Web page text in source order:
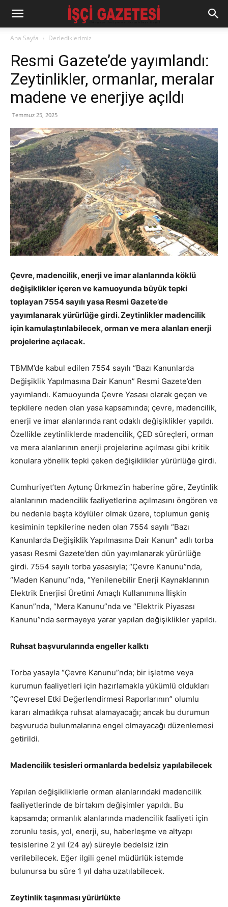
Ana Sayfa Derlediklerimiz
Resmi Gazete’de yayımlandı:
Zeytinlikler, ormanlar, meralar
madene ve enerjiye açıldı
Temmuz 25, 2025
Çevre, madencilik, enerji ve imar alanlarında köklü
değişiklikler içeren ve kamuoyunda büyük tepki
toplayan 7554 sayılı yasa Resmi Gazete’de
yayımlanarak yürürlüğe girdi. Zeytinlikler madencilik
için kamulaştırılabilecek, orman ve mera alanları enerji
projelerine açılacak.
TBMM’de kabul edilen 7554 sayılı “Bazı Kanunlarda
Değişiklik Yapılmasına Dair Kanun” Resmi Gazete’den
yayımlandı. Kamuoyunda Çevre Yasası olarak geçen ve
tepkilere neden olan yasa kapsamında; çevre, madencilik,
enerji ve imar alanlarında rant odaklı değişiklikler yapıldı.
Özellikle zeytinliklerde madencilik, ÇED süreçleri, orman
ve mera alanlarının enerji projelerine açılması gibi kritik
konulara yönelik tepki çeken değişiklikler yürürlüğe girdi.
Cumhuriyet’ten Aytunç Ürkmez’in haberine göre, Zeytinlik
alanlarının madencilik faaliyetlerine açılmasını öngören ve
bu nedenle başta köylüler olmak üzere, toplumun geniş
kesiminin tepkilerine neden olan 7554 sayılı “Bazı
Kanunlarda Değişiklik Yapılmasına Dair Kanun” adlı torba
yasası Resmi Gazete’den dün yayımlanarak yürürlüğe
girdi. 7554 sayılı torba yasasıyla; “Çevre Kanunu”nda,
“Maden Kanunu”nda, “Yenilenebilir Enerji Kaynaklarının
Elektrik Enerjisi Üretimi Amaçlı Kullanımına İlişkin
Kanun”nda, “Mera Kanunu”nda ve “Elektrik Piyasası
Kanunu”nda sermayeye yarar yapılan değişiklikler yapıldı.
Ruhsat başvurularında engeller kalktı
Torba yasayla “Çevre Kanunu”nda; bir işletme veya
kurumun faaliyetleri için hazırlamakla yükümlü oldukları
“Çevresel Etki Değerlendirmesi Raporlarının” olumlu
kararı almadıkça ruhsat alamayacağı; ancak bu durumun
başvuruda bulunmalarına engel olmayacağı düzenlemesi
getirildi.
Madencilik tesisleri ormanlarda bedelsiz yapılabilecek
Yapılan değişikliklerle orman alanlarındaki madencilik
faaliyetlerinde de birtakım değişimler yapıldı. Bu
kapsamda; ormanlık alanlarında madencilik faaliyeti için
zorunlu tesis, yol, enerji, su, haberleşme ve altyapı
tesislerine 2 yıl (24 ay) süreyle bedelsiz izin
verilebilecek. Eğer ilgili genel müdürlük istemde
bulunursa bu süre 1 yıl daha uzatılabilecek.
Zeytinlik taşınması yürürlükte